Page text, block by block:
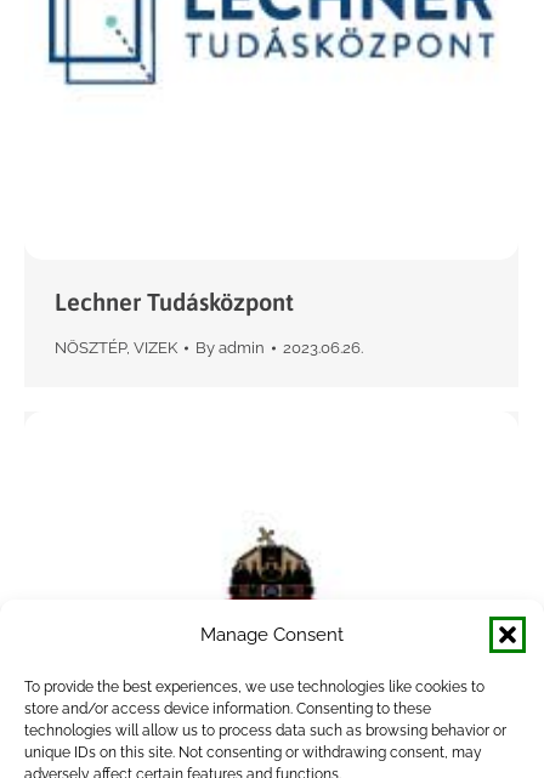
Manage Consent
To provide the best experiences, we use technologies like cookies to
store and/or access device information. Consenting to these
technologies will allow us to process data such as browsing behavior or
unique IDs on this site. Not consenting or withdrawing consent, may
adversely affect certain features and functions.
Lechner Tudásközpont
NÖSZTÉP, VIZEK By admin 2023.06.26.